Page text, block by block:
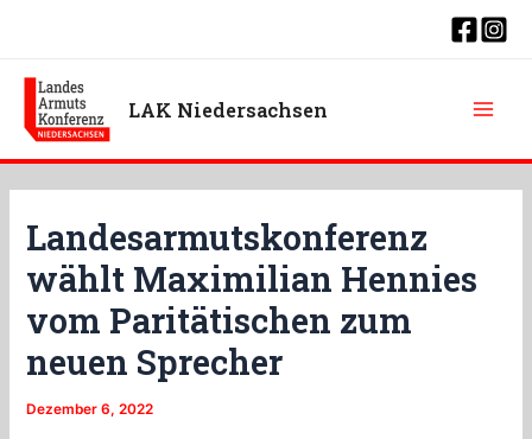
LAK Niedersachsen
Landesarmutskonferenz
wählt Maximilian Hennies
vom Paritätischen zum
neuen Sprecher
Dezember 6, 2022